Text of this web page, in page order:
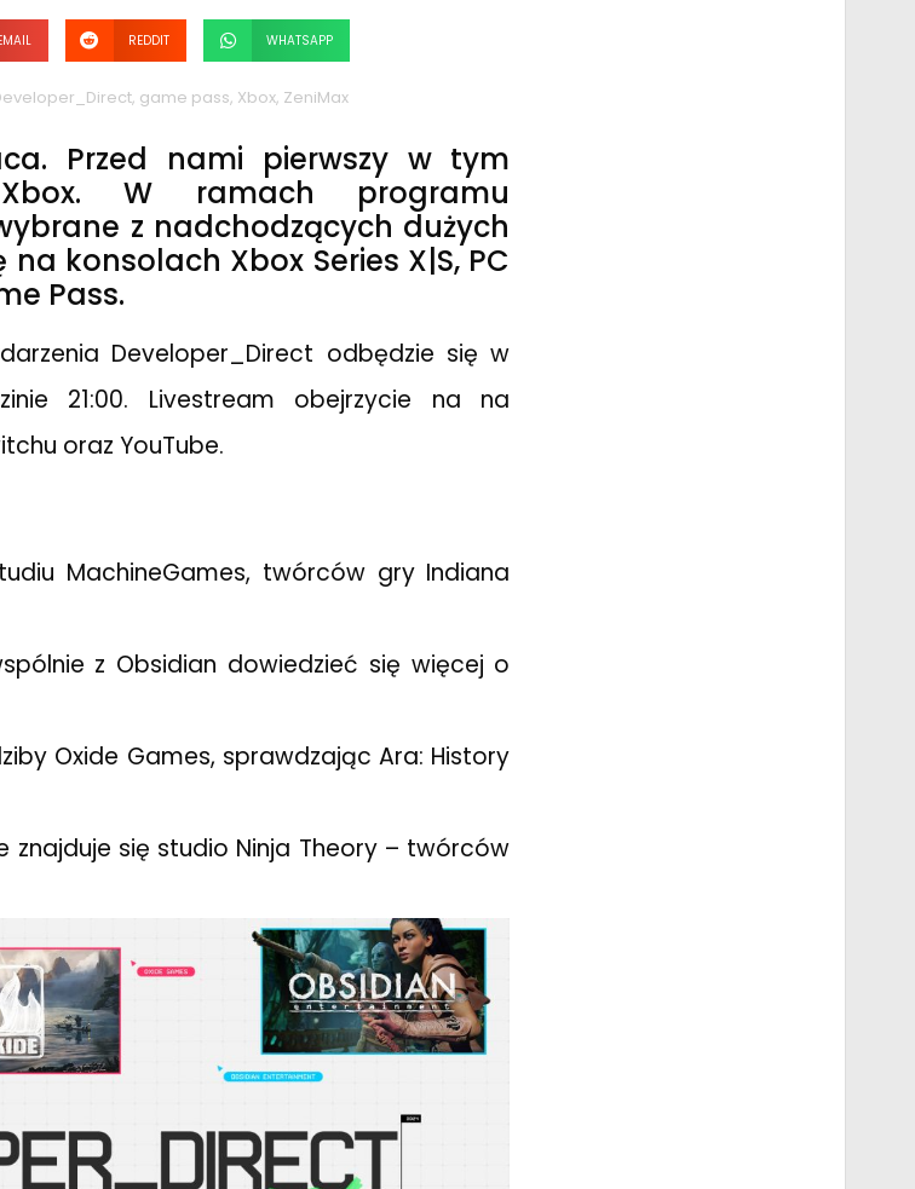
REDDIT WHATSAPP
, game pass, Xbox, ZeniMax
Przed nami pierwszy w tym
W ramach programu
z nadchodzących dużych
konsolach Xbox Series X|S, PC
Pass.
Developer_Direct odbędzie się w
21:00. Livestream obejrzycie na na
oraz YouTube.
MachineGames, twórców gry Indiana
z Obsidian dowiedzieć się więcej o
Oxide Games, sprawdzając Ara: History
znajduje się studio Ninja Theory – twórców